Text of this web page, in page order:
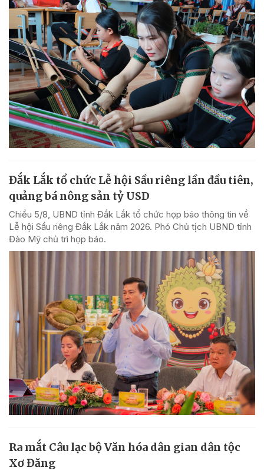
Đắk Lắk tổ chức Lễ hội Sầu riêng lần đầu tiên,
quảng bá nông sản tỷ USD
Chiều 5/8, UBND tỉnh Đắk Lắk tổ chức họp báo thông tin về
Lễ hội Sầu riêng Đắk Lắk năm 2026. Phó Chủ tịch UBND tỉnh
Đào Mỹ chủ trì họp báo.
Ra mắt Câu lạc bộ Văn hóa dân gian dân tộc
Xơ Đăng